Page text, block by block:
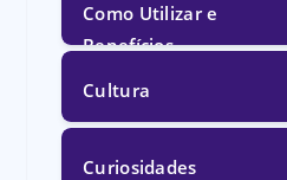
Como Utilizar e
Benefícios
Cultura
Curiosidades